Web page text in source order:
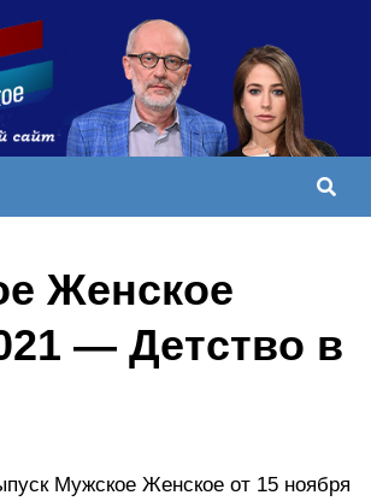
Женское
— Детство в
Мужское Женское от 15 ноября